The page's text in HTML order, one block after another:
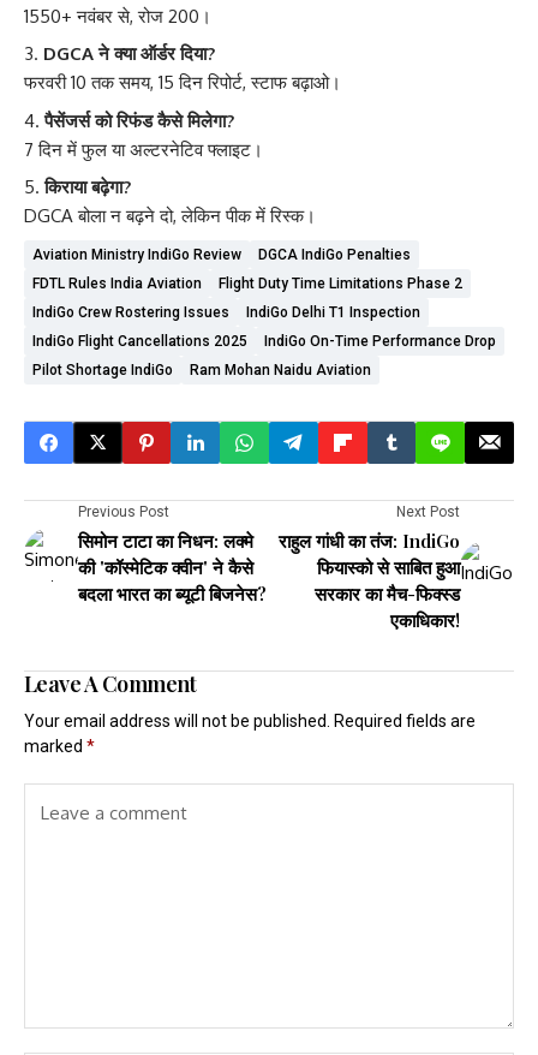
1550+ नवंबर से, रोज 200।
DGCA ने क्या ऑर्डर दिया?
फरवरी 10 तक समय, 15 दिन रिपोर्ट, स्टाफ बढ़ाओ।
पैसेंजर्स को रिफंड कैसे मिलेगा?
7 दिन में फुल या अल्टरनेटिव फ्लाइट।
किराया बढ़ेगा?
DGCA बोला न बढ़ने दो, लेकिन पीक में रिस्क।
Aviation Ministry IndiGo Review
DGCA IndiGo Penalties
FDTL Rules India Aviation
Flight Duty Time Limitations Phase 2
IndiGo Crew Rostering Issues
IndiGo Delhi T1 Inspection
IndiGo Flight Cancellations 2025
IndiGo On-Time Performance Drop
Pilot Shortage IndiGo
Ram Mohan Naidu Aviation
Previous Post
सिमोन टाटा का निधन: लक्मे
की 'कॉस्मेटिक क्वीन' ने कैसे
बदला भारत का ब्यूटी बिजनेस?
Next Post
राहुल गांधी का तंज: IndiGo
फियास्को से साबित हुआ
सरकार का मैच-फिक्स्ड
एकाधिकार!
Leave A Comment
Your email address will not be published. Required fields are
marked *